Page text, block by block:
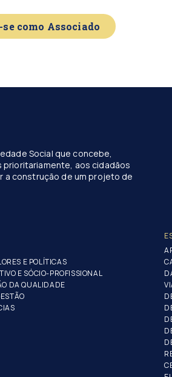
como Associado
Social que concebe,
aos cidadãos
a construção de um projeto de
E POLÍTICAS
E SÓCIO-PROFISSIONAL
DA QUALIDADE